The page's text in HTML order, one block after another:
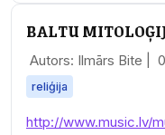
BALTU
Autors: Ilmārs Bite |
reliģija
http://www.music.lv/